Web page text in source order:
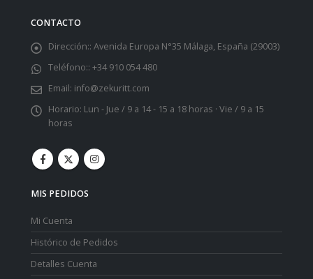
CONTACTO
Dirección:: Avenida Europa N°35 Málaga, España (29003)
Teléfono:: +34 910 054 480
Email: info@zekuritt.com
Horario: Lun - Jue / 9 a 14 - 15 a 18 horas · Vie / 9 a 15
horas
MIS PEDIDOS
Mi Cuenta
Histórico de Pedidos
Detalles Cuenta